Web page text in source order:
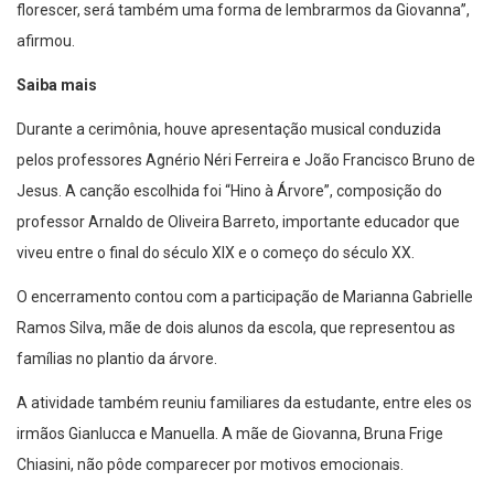
florescer, será também uma forma de lembrarmos da Giovanna”,
afirmou.
Saiba mais
Durante a cerimônia, houve apresentação musical conduzida
pelos professores Agnério Néri Ferreira e João Francisco Bruno de
Jesus. A canção escolhida foi “Hino à Árvore”, composição do
professor Arnaldo de Oliveira Barreto, importante educador que
viveu entre o final do século XIX e o começo do século XX.
O encerramento contou com a participação de Marianna Gabrielle
Ramos Silva, mãe de dois alunos da escola, que representou as
famílias no plantio da árvore.
A atividade também reuniu familiares da estudante, entre eles os
irmãos Gianlucca e Manuella. A mãe de Giovanna, Bruna Frige
Chiasini, não pôde comparecer por motivos emocionais.